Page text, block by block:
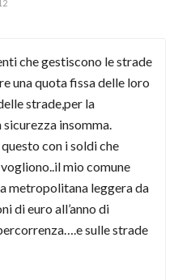
che gestiscono le strade
una quota fissa delle loro
strade,per la
insomma.
con i soldi che
mio comune
metropolitana leggera da
di euro all’anno di
sulle strade